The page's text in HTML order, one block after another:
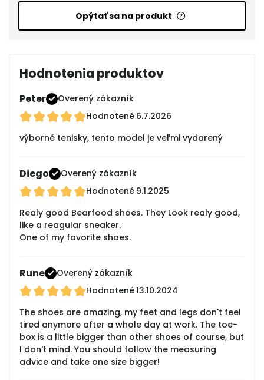
Opýtať sa na produkt
Hodnotenia produktov
Peter
Overený zákazník
Hodnotené 6.7.2026
výborné tenisky, tento model je veľmi vydarený
Diego
Overený zákazník
Hodnotené 9.1.2025
Realy good Bearfood shoes. They Look realy good,
like a reagular sneaker.
One of my favorite shoes.
Rune
Overený zákazník
Hodnotené13.10.2024
The shoes are amazing, my feet and legs don't feel
tired anymore after a whole day at work. The toe-
box is a little bigger than other shoes of course, but
I don't mind. You should follow the measuring
advice and take one size bigger!